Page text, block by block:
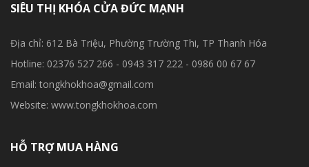
SIÊU THỊ KHÓA CỬA ĐỨC MẠNH
Địa chỉ: 612 Bà Triệu, Phường Trường Thi, TP Thanh Hóa
Hotline: 02376 527 266 - 0943 317 222 - 0986 00 67 67
Email: tongkhokhoa@gmail.com
Website: www.tongkhokhoa.com
HỖ TRỢ MUA HÀNG